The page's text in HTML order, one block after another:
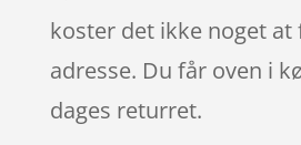
koster det ikke noget at
adresse. Du får oven i
dages returret.